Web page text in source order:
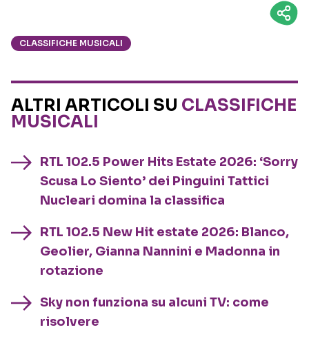
CLASSIFICHE MUSICALI
ALTRI ARTICOLI SU CLASSIFICHE
MUSICALI
RTL 102.5 Power Hits Estate 2026: ‘Sorry
Scusa Lo Siento’ dei Pinguini Tattici
Nucleari domina la classifica
RTL 102.5 New Hit estate 2026: Blanco,
Geolier, Gianna Nannini e Madonna in
rotazione
Sky non funziona su alcuni TV: come
risolvere